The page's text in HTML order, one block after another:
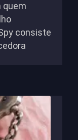
quem
consiste